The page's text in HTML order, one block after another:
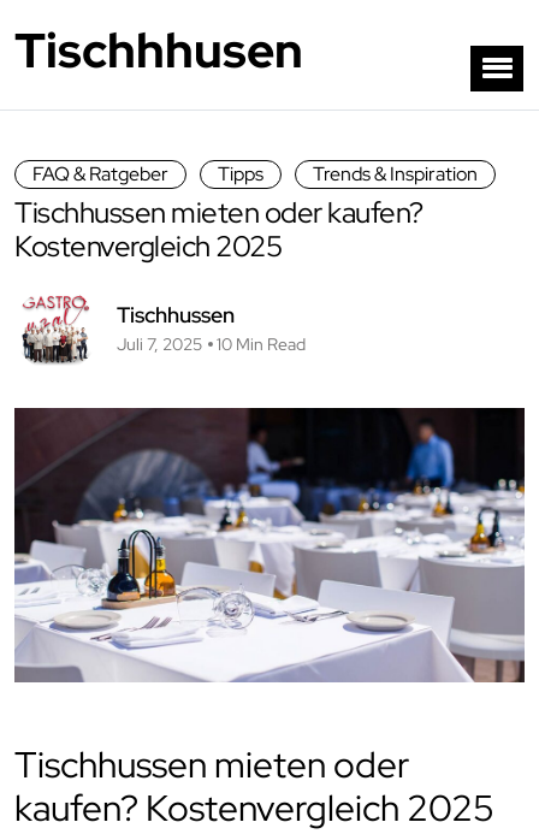
Tischhhusen
FAQ & Ratgeber Tipps Trends & Inspiration
Tischhussen mieten oder kaufen?
Kostenvergleich 2025
Tischhussen
Juli 7, 2025 10 Min Read
Tischhussen mieten oder
kaufen? Kostenvergleich 2025